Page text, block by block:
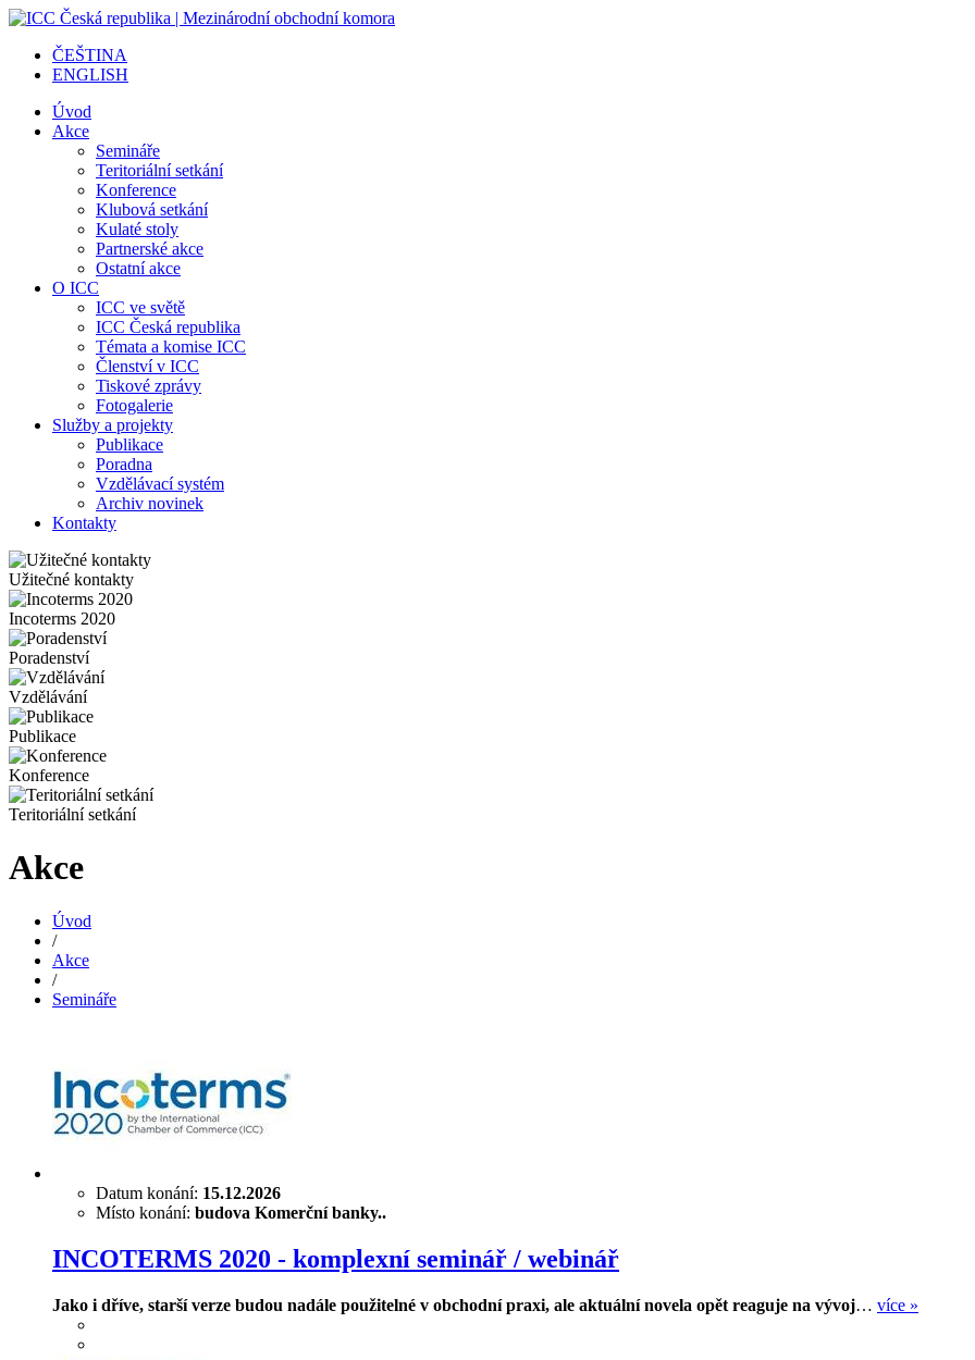
ČEŠTINA
ENGLISH
Úvod
Akce
Semináře
Teritoriální setkání
Konference
Klubová setkání
Kulaté stoly
Partnerské akce
Ostatní akce
O ICC
ICC ve světě
ICC Česká republika
Témata a komise ICC
Členství v ICC
Tiskové zprávy
Fotogalerie
Služby a projekty
Publikace
Poradna
Vzdělávací systém
Archiv novinek
Kontakty
Užitečné kontakty
Incoterms 2020
Poradenství
Vzdělávání
Publikace
Konference
Teritoriální setkání
Akce
Úvod
/
Akce
/
Semináře
Datum konání: 15.12.2026
Místo konání: budova Komerční banky..
INCOTERMS 2020 - komplexní seminář / webinář
Jako i dříve, starší verze budou nadále použitelné v obchodní praxi, ale aktuální novela opět reaguje na vývoj… více »